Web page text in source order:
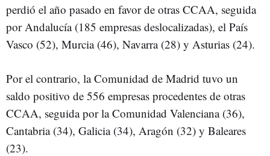
perdió el año pasado en favor de otras CCAA, seguida
por Andalucía (185 empresas deslocalizadas), el País
Vasco (52), Murcia (46), Navarra (28) y Asturias (24).
Por el contrario, la Comunidad de Madrid tuvo un
saldo positivo de 556 empresas procedentes de otras
CCAA, seguida por la Comunidad Valenciana (36),
Cantabria (34), Galicia (34), Aragón (32) y Baleares
(23).